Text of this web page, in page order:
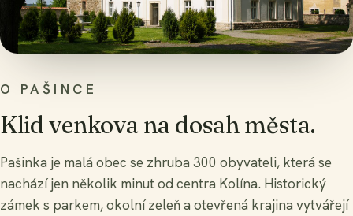
O PAŠINCE
Klid venkova na dosah města.
Pašinka je malá obec se zhruba 300 obyvateli, která se
nachází jen několik minut od centra Kolína. Historický
zámek s parkem, okolní zeleň a otevřená krajina vytvářejí